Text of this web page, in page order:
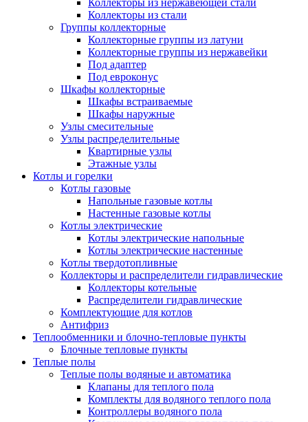
Коллекторы из нержавеющей стали
Коллекторы из стали
Группы коллекторные
Коллекторные группы из латуни
Коллекторные группы из нержавейки
Под адаптер
Под евроконус
Шкафы коллекторные
Шкафы встраиваемые
Шкафы наружные
Узлы смесительные
Узлы распределительные
Квартирные узлы
Этажные узлы
Котлы и горелки
Котлы газовые
Напольные газовые котлы
Настенные газовые котлы
Котлы электрические
Котлы электрические напольные
Котлы электрические настенные
Котлы твердотопливные
Коллекторы и распределители гидравлические
Коллекторы котельные
Распределители гидравлические
Комплектующие для котлов
Антифриз
Теплообменники и блочно-тепловые пункты
Блочные тепловые пункты
Теплые полы
Теплые полы водяные и автоматика
Клапаны для теплого пола
Комплекты для водяного теплого пола
Контроллеры водяного пола